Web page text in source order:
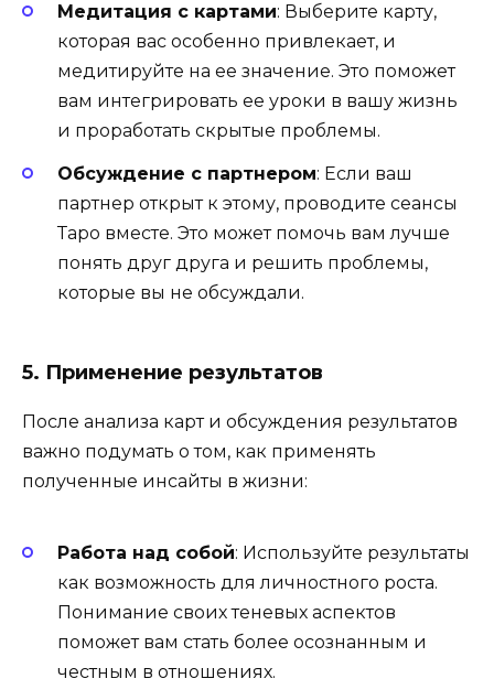
Медитация с картами: Выберите карту,
которая вас особенно привлекает, и
медитируйте на ее значение. Это поможет
вам интегрировать ее уроки в вашу жизнь
и проработать скрытые проблемы.
Обсуждение с партнером: Если ваш
партнер открыт к этому, проводите сеансы
Таро вместе. Это может помочь вам лучше
понять друг друга и решить проблемы,
которые вы не обсуждали.
5. Применение результатов
После анализа карт и обсуждения результатов
важно подумать о том, как применять
полученные инсайты в жизни:
Работа над собой: Используйте результаты
как возможность для личностного роста.
Понимание своих теневых аспектов
поможет вам стать более осознанным и
честным в отношениях.